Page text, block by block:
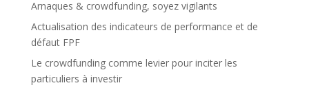
Arnaques & crowdfunding, soyez vigilants
Actualisation des indicateurs de performance et de
défaut FPF
Le crowdfunding comme levier pour inciter les
particuliers à investir